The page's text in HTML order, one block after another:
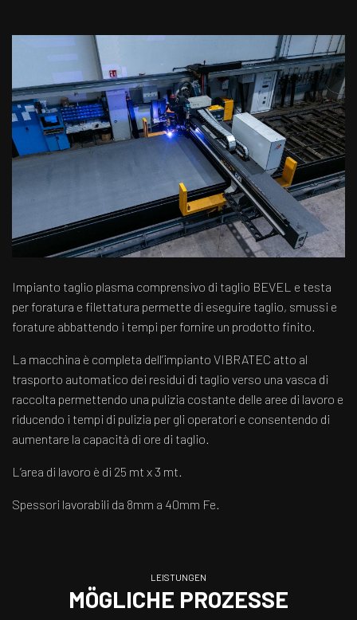
Impianto taglio plasma comprensivo di taglio BEVEL e testa
per foratura e filettatura permette di eseguire taglio, smussi e
forature abbattendo i tempi per fornire un prodotto finito.
La macchina è completa dell’impianto VIBRATEC atto al
trasporto automatico dei residui di taglio verso una vasca di
raccolta permettendo una pulizia costante delle aree di lavoro e
riducendo i tempi di pulizia per gli operatori e consentendo di
aumentare la capacità di ore di taglio.
L’area di lavoro è di 25 mt x 3 mt.
Spessori lavorabili da 8mm a 40mm Fe.
LEISTUNGEN
MÖGLICHE PROZESSE